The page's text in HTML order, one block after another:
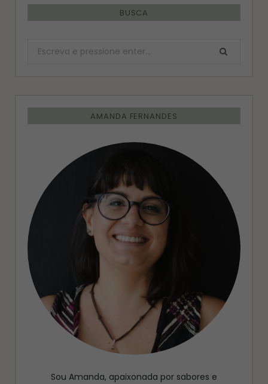
BUSCA
Procurar:
AMANDA FERNANDES
Sou Amanda, apaixonada por sabores e